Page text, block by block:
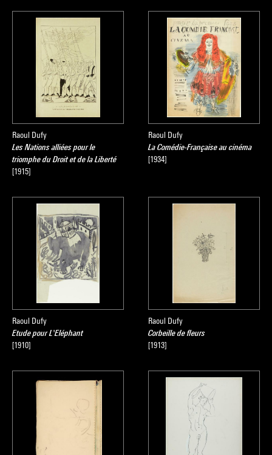
Raoul Dufy
Les Nations alliées pour le
triomphe du Droit et de la Liberté
[1915]
Raoul Dufy
La Comédie-Française au cinéma
[1934]
Raoul Dufy
Etude pour L'Eléphant
[1910]
Raoul Dufy
Corbeille de fleurs
[1913]